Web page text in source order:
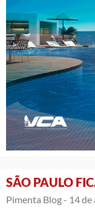
SÃO PAULO
Pimenta Blog - 14